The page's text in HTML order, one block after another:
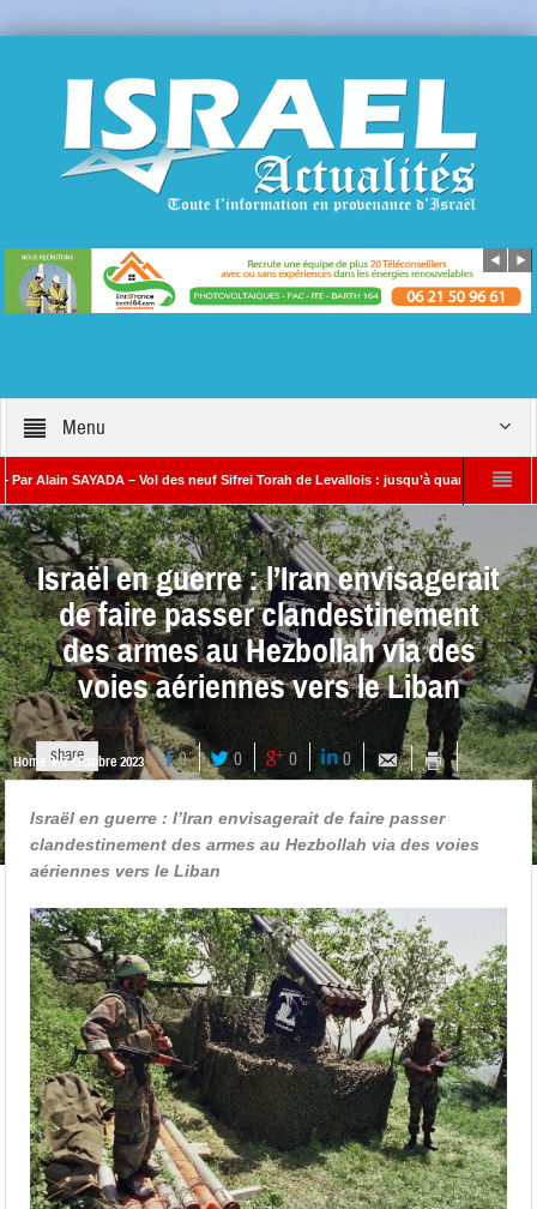
Menu
SAYADA – Vol des neuf Sifrei Torah de Levallois : jusqu’à quand le silence ? Que
Benjamin Netanyahou à l’Iran : « Si vous nous attaquez, notre riposte sera
Israël en guerre : l’Iran envisagerait
de faire passer clandestinement
des armes au Hezbollah via des
voies aériennes vers le Liban
share 0 0 0 0
Home 7 Octobre 2023
Israël en guerre : l’Iran envisagerait de faire passer
clandestinement des armes au Hezbollah via des voies
aériennes vers le Liban